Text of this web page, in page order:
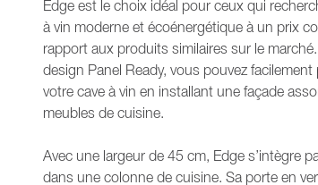
Edge est le choix idéal pour ceux qui
à vin moderne et écoénergétique à un prix
rapport aux produits similaires sur le
design Panel Ready, vous pouvez facilement
votre cave à vin en installant une façade
meubles de cuisine.
Avec une largeur de 45 cm, Edge s’intègre
dans une colonne de cuisine. Sa porte en